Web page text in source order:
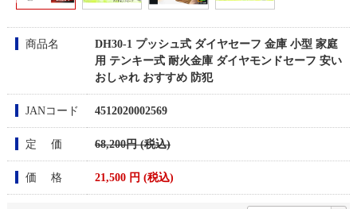
商品名
DH30-1 プッシュ式 ダイヤセーフ 金庫 小型 家庭
用 テンキー式 耐火金庫 ダイヤモンドセーフ 安い
おしゃれ おすすめ 防犯
JANコード 4512020002569
定 価 68,200円 (税込)
価 格 21,500円 (税込)